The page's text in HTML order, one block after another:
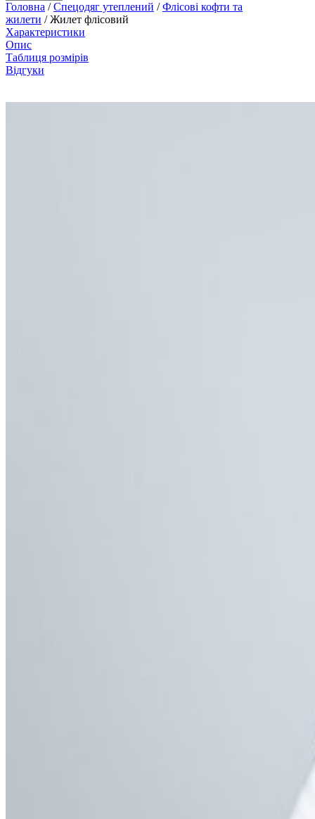
Головна /Спецодяг утеплений /Флісові кофти та
жилети / Жилет флісовий
Характеристики
Опис
Таблиця розмірів
Відгуки